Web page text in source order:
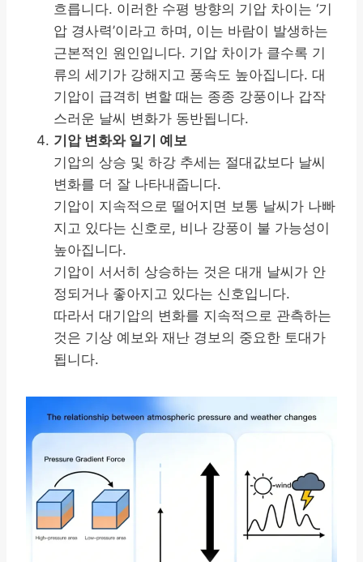
흐릅니다. 이러한 수평 방향의 기압 차이는 ‘기
압 경사력’이라고 하며, 이는 바람이 발생하는
근본적인 원인입니다. 기압 차이가 클수록 기
류의 세기가 강해지고 풍속도 높아집니다. 대
기압이 급격히 변할 때는 종종 강풍이나 갑작
스러운 날씨 변화가 동반됩니다.
기압 변화와 일기 예보
기압의 상승 및 하강 추세는 절대값보다 날씨
변화를 더 잘 나타내줍니다.
기압이 지속적으로 떨어지면 보통 날씨가 나빠
지고 있다는 신호로, 비나 강풍이 불 가능성이
높아집니다.
기압이 서서히 상승하는 것은 대개 날씨가 안
정되거나 좋아지고 있다는 신호입니다.
따라서 대기압의 변화를 지속적으로 관측하는
것은 기상 예보와 재난 경보의 중요한 토대가
됩니다.